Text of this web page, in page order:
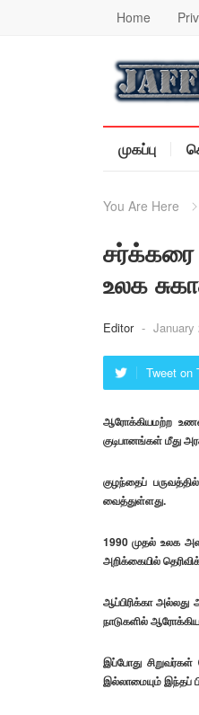
Home
முகப்பு
You Are Here
சர்க்கரை
உலக
Editor - January
Tweet on
ஆரோக்கியமற்ற
குடிபானங்கள் மீது
குழந்தைப்
வைத்துள்ளது.
1990 முதல் உலக
அறிக்கையில்
ஆப்பிரிக்கா அல்லது
நாடுகளில்
இப்போது
இல்லாமையும் இந்தப்